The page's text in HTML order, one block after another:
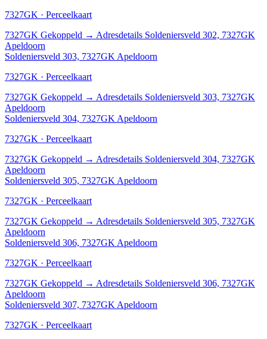
7327GK · Perceelkaart
7327GK Gekoppeld → Adresdetails Soldeniersveld 302, 7327GK
Apeldoorn
Soldeniersveld 303, 7327GK Apeldoorn
7327GK · Perceelkaart
7327GK Gekoppeld → Adresdetails Soldeniersveld 303, 7327GK
Apeldoorn
Soldeniersveld 304, 7327GK Apeldoorn
7327GK · Perceelkaart
7327GK Gekoppeld → Adresdetails Soldeniersveld 304, 7327GK
Apeldoorn
Soldeniersveld 305, 7327GK Apeldoorn
7327GK · Perceelkaart
7327GK Gekoppeld → Adresdetails Soldeniersveld 305, 7327GK
Apeldoorn
Soldeniersveld 306, 7327GK Apeldoorn
7327GK · Perceelkaart
7327GK Gekoppeld → Adresdetails Soldeniersveld 306, 7327GK
Apeldoorn
Soldeniersveld 307, 7327GK Apeldoorn
7327GK · Perceelkaart